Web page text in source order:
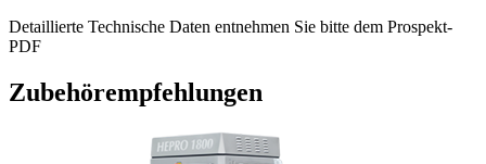
Detaillierte Technische Daten entnehmen Sie bitte dem Prospekt-
PDF
Zubehörempfehlungen